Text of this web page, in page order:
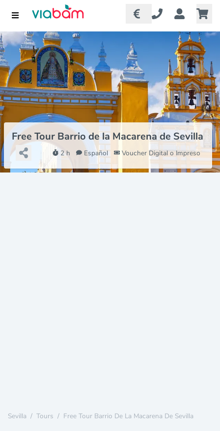
Free Tour Barrio de la Macarena de Sevilla
2 h Español Voucher Digital o Impreso
Sevilla / Tours / Free Tour Barrio De La Macarena De Sevilla